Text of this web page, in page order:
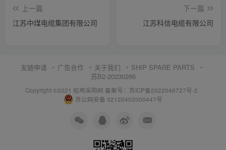
上一篇
江苏中煤电缆集团有限公司
下一篇
江苏科信电缆有限公司
友链申请 广告合作 关于我们
SHIP SPARE PARTS
苏B2-20230266
Copyright ©2021 船用采购网 备案号：苏ICP备2022046727号-2
苏公网安备 32120402000447号